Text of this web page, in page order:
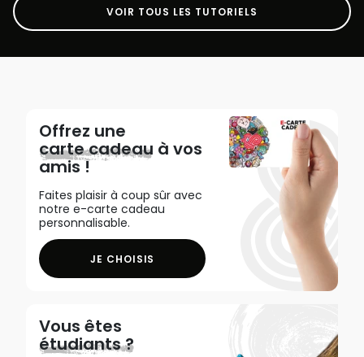
VOIR TOUS LES TUTORIELS
Offrez une
carte cadeau à vos
amis !
Faites plaisir à coup sûr avec
notre e-carte cadeau
personnalisable.
JE CHOISIS
Vous êtes
étudiants ?